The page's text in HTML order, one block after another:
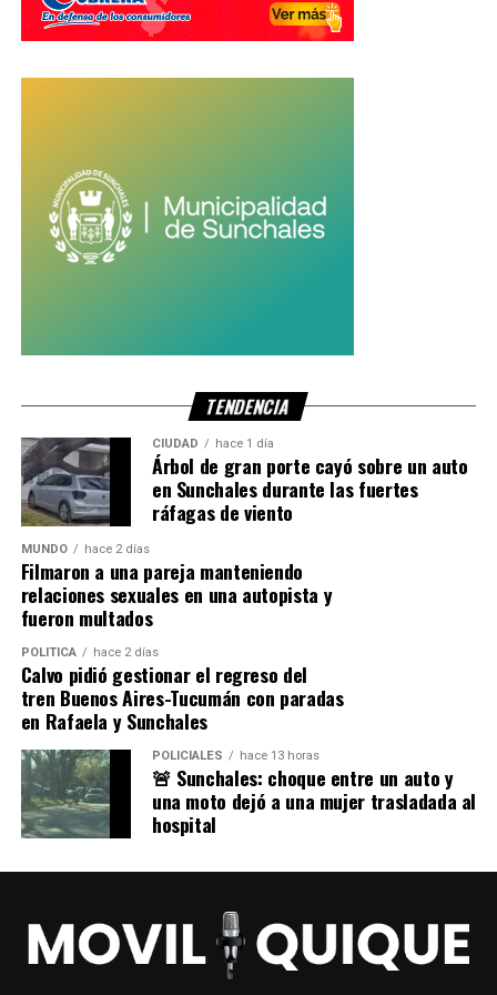
generó fuertes críticas entre seguidores argentinos de la
acompañaba el video.
«Le di a compartir porque
Perdoooonnnnn», escribió
la cantante.
Con información de NA
TENDENCIA
CIUDAD hace 1 día
Árbol de gran porte cayó sobre un auto
en Sunchales durante las fuertes
ráfagas de viento
MUNDO hace 2 días
Filmaron a una pareja manteniendo
relaciones sexuales en una autopista y
fueron multados
POLITICA hace 2 días
Calvo pidió gestionar el regreso del
tren Buenos Aires-Tucumán con paradas
en Rafaela y Sunchales
POLICIALES hace 13 horas
🚨 Sunchales: choque entre un auto y
una moto dejó a una mujer trasladada al
hospital